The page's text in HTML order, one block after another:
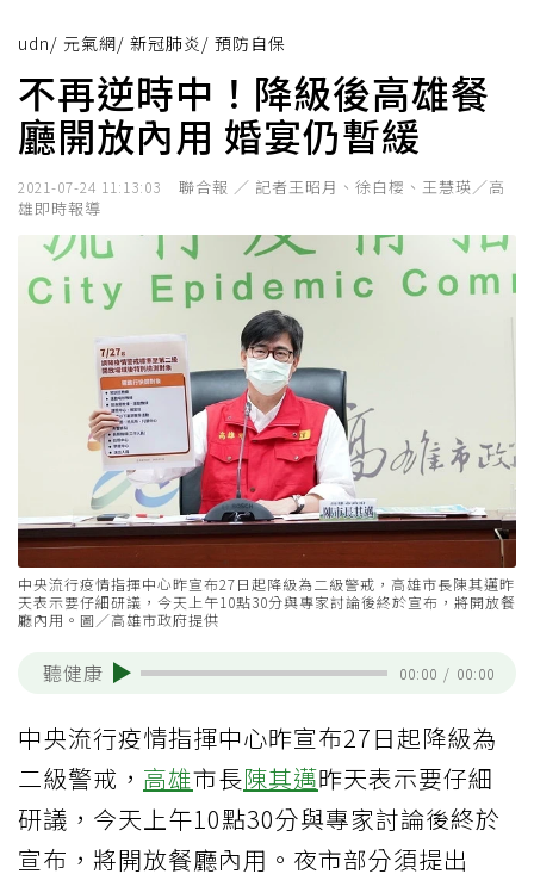
udn/ 元氣網/ 新冠肺炎 / 預防自保
不再逆時中！降級後高雄餐
廳開放內用 婚宴仍暫緩
2021-07-24 11:13:03
聯合報 ／ 記者王昭月、徐白櫻、王慧瑛／高
雄即時報導
中央流行疫情指揮中心昨宣布27日起降級為二級警戒，高雄市長陳其邁昨
天表示要仔細研議，今天上午10點30分與專家討論後終於宣布，將開放餐
廳內用。圖／高雄市政府提供
聽健康 00:00 / 00:00
中央流行疫情指揮中心昨宣布27日起降級為
二級警戒， 高雄市長陳其邁昨天表示要仔細
研議，今天上午10點30分與專家討論後終於
宣布，將開放餐廳內用。夜市部分須提出